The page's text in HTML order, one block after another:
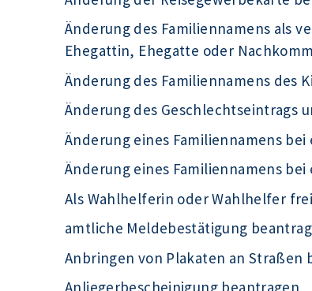
Änderung des Familiennamens als
Ehegattin, Ehegatte oder
Änderung des Familiennamens des
Änderung des Geschlechtseintrags
Änderung eines Familiennamens
Änderung eines Familiennamens
Als Wahlhelferin oder Wahlhelfer
amtliche Meldebestätigung
Anbringen von Plakaten an Straßen